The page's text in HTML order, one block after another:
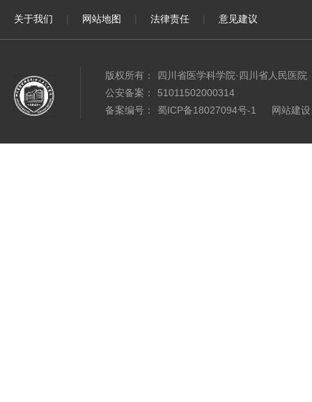
关于我们 | 网站地图 | 法律责任 | 意见建议
版权所有：
四川省医学科学院·四川省人民医
公安备案：
51011502000314
备案编号：
蜀ICP备18027094号-1 网站建